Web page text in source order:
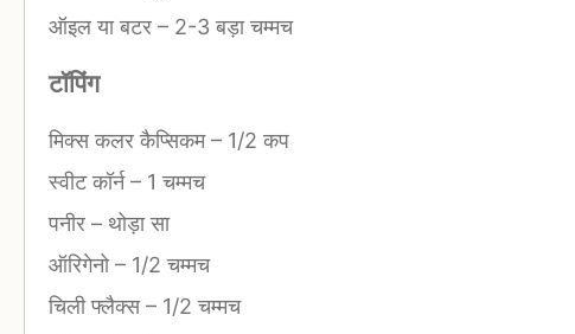
ऑइल या बटर – 2-3 बड़ा चम्मच
टॉपिंग
मिक्स कलर कैप्सिकम– 1/2 कप
स्वीट कॉर्न– 1 चम्मच
पनीर – थोड़ा सा
ऑरिगेनो– 1/2 चम्मच
चिली फ्लैक्स– 1/2 चम्मच